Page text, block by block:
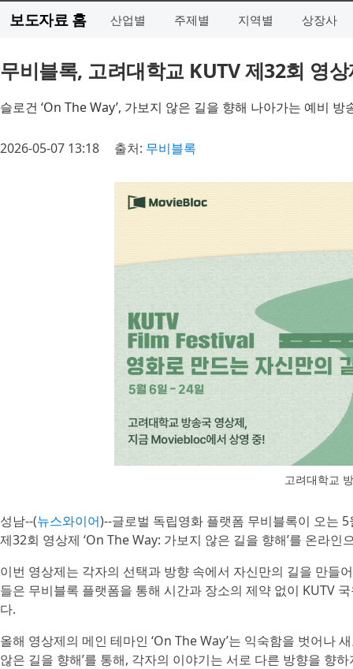
보도자료 홈 산업별 주제별 지역별 상장사
무비블록, 고려대학교 KUTV 제32회 영
슬로건 ‘On The Way’, 가보지 않은 길을 향해 나아가는 예비
2026-05-07 13:18 출처: 무비블록
고려대학교
성남--(뉴스와이어)--글로벌 독립영화 플랫폼 무비블록이 오는
제32회 영상제 ‘On The Way: 가보지 않은 길을 향해’를 온라인
이번 영상제는 각자의 선택과 방향 속에서 자신만의 길을 만들
들은 무비블록 플랫폼을 통해 시간과 장소의 제약 없이 KUTV
다.
올해 영상제의 메인 테마인 ‘On The Way’는 익숙함을 벗어나
않은 길을 향해’를 통해, 각자의 이야기는 서로 다른 방향을 향